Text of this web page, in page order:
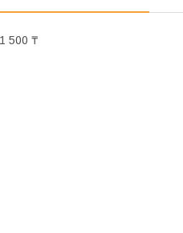
1 500 ₸